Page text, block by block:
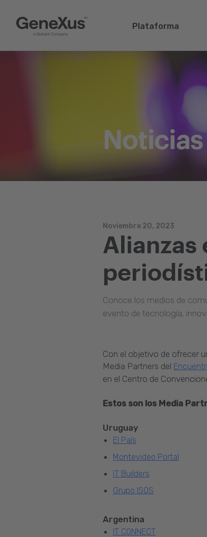
Plataforma
Noticias
Alianzas
Noviembre 20, 2023
Conoce los medios de
evento de tecnología,
Con el objetivo de ofrecer
Media Partners del
en el Centro de
Estos son los Media
Uruguay
El País
Montevideo Portal
IT Builders
Grupo ISOS
Argentina
IT CONNECT